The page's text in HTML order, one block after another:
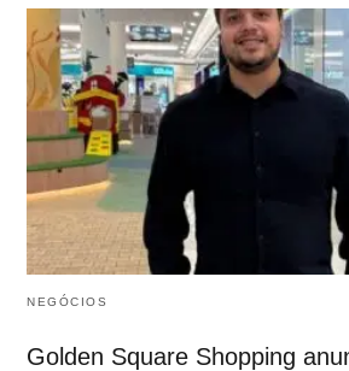
NEGÓCIOS
Golden Square Shopping